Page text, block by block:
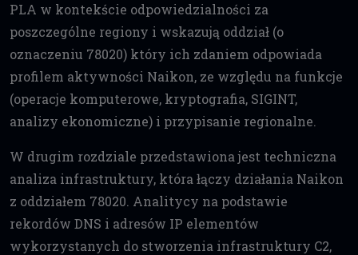
PLA w kontekście odpowiedzialności za
poszczególne regiony i wskazują oddział (o
oznaczeniu 78020) który ich zdaniem odpowiada
profilem aktywności Naikon, ze względu na funkcje
(operacje komputerowe, kryptografia, SIGINT,
analizy ekonomiczne) i przypisanie regionalne.
W drugim rozdziale przedstawiona jest techniczna
analiza infrastruktury, która łączy działania Naikon
z oddziałem 78020. Analitycy na podstawie
rekordów DNS i adresów IP elementów
wykorzystanych do stworzenia infrastruktury C2,